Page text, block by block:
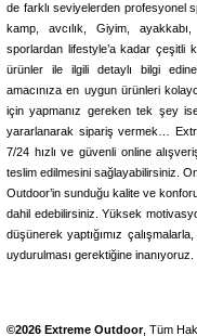
1.436,07₺
FUYAJYO CHART BACK Clear
Daiwa
Daiwa Morethan Salt Pencil 95F
de farklı seviyelerden profesyonel
kamp, avcılık, Giyim,
sporlardan lifestyle’a kadar çeşitli
ürünler ile ilgili detaylı bilgi
amacınıza en uygun ürünleri
için yapmanız gereken tek şey
yararlanarak sipariş vermek…
7/24 hızlı ve güvenli online
teslim edilmesini sağlayabilirsiniz.
Outdoor’in sunduğu kalite ve
dahil edebilirsiniz. Yüksek
düşünerek yaptığımız
uydurulması gerektiğine inanıyoruz.
©2026 Extreme Outdoor, Tüm